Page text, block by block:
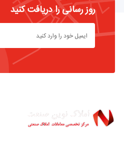
روز رسانی را دریافت کنید